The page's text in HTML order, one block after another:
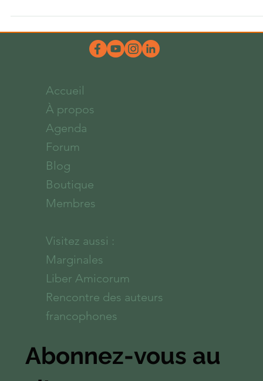
organisation, dans le cadre...
Accueil
À propos
Agenda
Forum
Blog
Membres
Visitez aussi :
Marginales
Liber Amicorum
francophones